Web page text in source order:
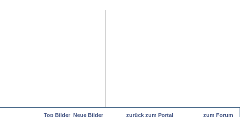
Top Bilder Neue Bilder zurück zum Portal
zum Forum